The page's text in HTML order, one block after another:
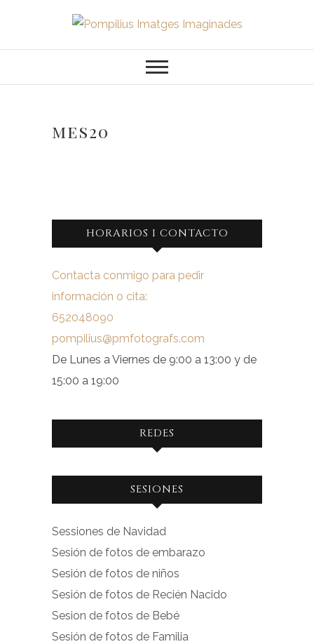
contenido
Pompilius
Imatges
Imaginades
mes20
HORARIOS I CONTACTO
Contacta conmigo para pedir
información o cita:
652048090
pompilius@pmfotografs.com
De Lunes a Viernes de 9:00 a 13:00 y de
15:00 a 19:00
REDES
Ver
facebook.com
en
Facebook
Ver
instagram.com
en
Instagram
SESIONES
Sessiones de Navidad
Sesión de fotos de embarazo
Sesión de fotos de niños
Sesión de fotos de Recién Nacido
Sesion de fotos de Bebé
Sesión de fotos de Familia